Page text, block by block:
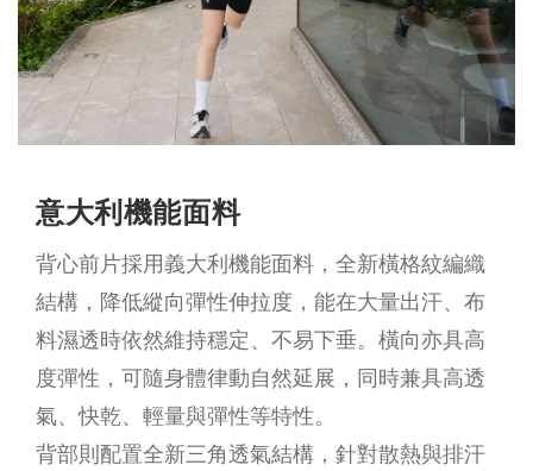
意大利機能面料
背心前片採用義大利機能面料，全新橫格紋編織
結構，降低縱向彈性伸拉度，能在大量出汗、布
料濕透時依然維持穩定、不易下垂。橫向亦具高
度彈性，可隨身體律動自然延展，同時兼具高透
氣、快乾、輕量與彈性等特性。
背部則配置全新三角透氣結構，針對散熱與排汗